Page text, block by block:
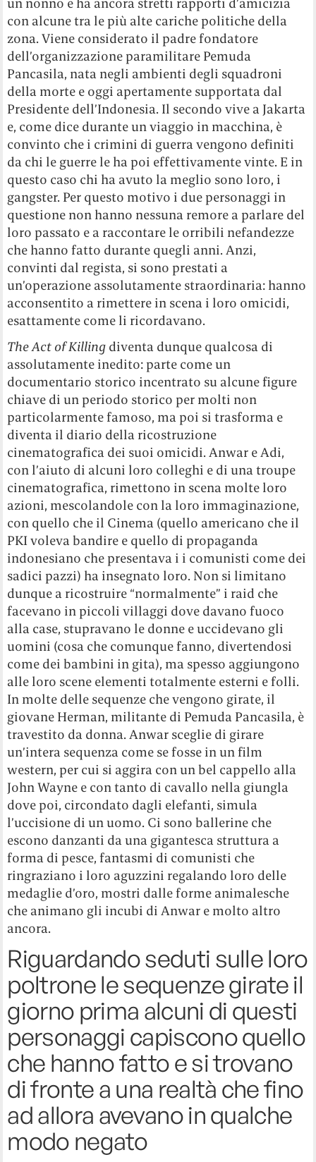
con alcune tra le più alte cariche politiche della
zona. Viene considerato il padre fondatore
dell’organizzazione paramilitare Pemuda
Pancasila, nata negli ambienti degli squadroni
della morte e oggi apertamente supportata dal
Presidente dell’Indonesia. Il secondo vive a Jakarta
e, come dice durante un viaggio in macchina, è
convinto che i crimini di guerra vengono definiti
da chi le guerre le ha poi effettivamente vinte. E in
questo caso chi ha avuto la meglio sono loro, i
gangster. Per questo motivo i due personaggi in
questione non hanno nessuna remore a parlare del
loro passato e a raccontare le orribili nefandezze
che hanno fatto durante quegli anni. Anzi,
convinti dal regista, si sono prestati a
un’operazione assolutamente straordinaria: hanno
acconsentito a rimettere in scena i loro omicidi,
esattamente come li ricordavano.
The Act of Killing diventa dunque qualcosa di
assolutamente inedito: parte come un
documentario storico incentrato su alcune figure
chiave di un periodo storico per molti non
particolarmente famoso, ma poi si trasforma e
diventa il diario della ricostruzione
cinematografica dei suoi omicidi. Anwar e Adi,
con l’aiuto di alcuni loro colleghi e di una troupe
cinematografica, rimettono in scena molte loro
azioni, mescolandole con la loro immaginazione,
con quello che il Cinema (quello americano che il
PKI voleva bandire e quello di propaganda
indonesiano che presentava i i comunisti come dei
sadici pazzi) ha insegnato loro. Non si limitano
dunque a ricostruire “normalmente” i raid che
facevano in piccoli villaggi dove davano fuoco
alla case, stupravano le donne e uccidevano gli
uomini (cosa che comunque fanno, divertendosi
come dei bambini in gita), ma spesso aggiungono
alle loro scene elementi totalmente esterni e folli.
In molte delle sequenze che vengono girate, il
giovane Herman, militante di Pemuda Pancasila, è
travestito da donna. Anwar sceglie di girare
un’intera sequenza come se fosse in un film
western, per cui si aggira con un bel cappello alla
John Wayne e con tanto di cavallo nella giungla
dove poi, circondato dagli elefanti, simula
l’uccisione di un uomo. Ci sono ballerine che
escono danzanti da una gigantesca struttura a
forma di pesce, fantasmi di comunisti che
ringraziano i loro aguzzini regalando loro delle
medaglie d’oro, mostri dalle forme animalesche
che animano gli incubi di Anwar e molto altro
ancora.
Riguardando seduti sulle loro
poltrone le sequenze girate il
giorno prima alcuni di questi
personaggi capiscono quello
che hanno fatto e si trovano
di fronte a una realtà che fino
ad allora avevano in qualche
modo negato